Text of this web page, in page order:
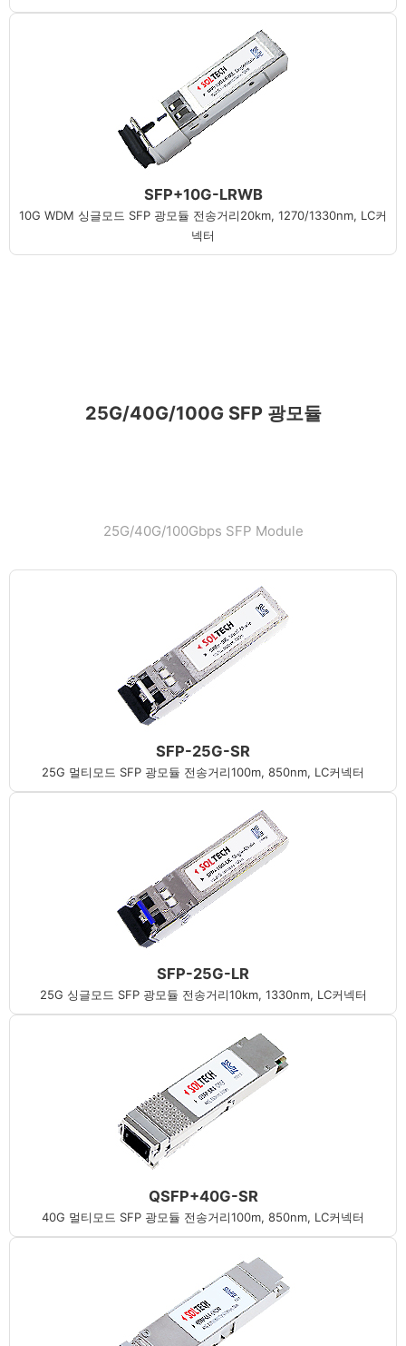
SFP+10G-LRWB
10G WDM 싱글모드 SFP 광모듈 전송거리20km, 1270/1330nm, LC커
넥터
25G/40G/100G SFP 광모듈
25G/40G/100Gbps SFP Module
SFP-25G-SR
25G 멀티모드 SFP 광모듈 전송거리100m, 850nm, LC커넥터
SFP-25G-LR
25G 싱글모드 SFP 광모듈 전송거리10km, 1330nm, LC커넥터
QSFP+40G-SR
40G 멀티모드 SFP 광모듈 전송거리100m, 850nm, LC커넥터